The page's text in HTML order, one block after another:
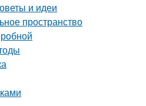
и идеи
пространство